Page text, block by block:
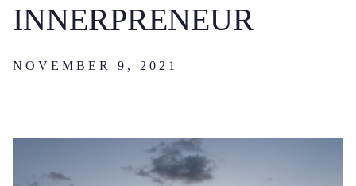
INNERPRENEUR
NOVEMBER 9, 2021